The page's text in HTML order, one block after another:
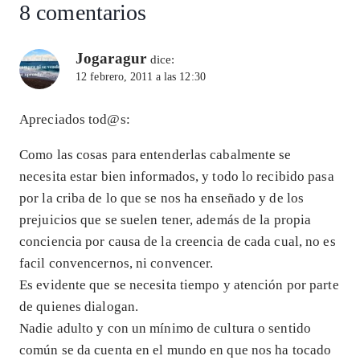
8 comentarios
Jogaragur dice:
12 febrero, 2011 a las 12:30
Apreciados tod@s:
Como las cosas para entenderlas cabalmente se
necesita estar bien informados, y todo lo recibido pasa
por la criba de lo que se nos ha enseñado y de los
prejuicios que se suelen tener, además de la propia
conciencia por causa de la creencia de cada cual, no es
facil convencernos, ni convencer.
Es evidente que se necesita tiempo y atención por parte
de quienes dialogan.
Nadie adulto y con un mínimo de cultura o sentido
común se da cuenta en el mundo en que nos ha tocado